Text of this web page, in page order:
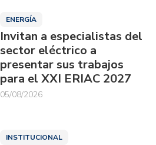
ENERGÍA
Invitan a especialistas del
sector eléctrico a
presentar sus trabajos
para el XXI ERIAC 2027
05/08/2026
INSTITUCIONAL